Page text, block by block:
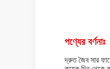
পণ্যের বর্ণনাঃ
দ্রুত জৈব সার